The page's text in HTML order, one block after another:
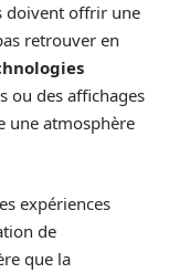
doivent offrir une
retrouver en
ou des affichages
une atmosphère
expériences
de
que la